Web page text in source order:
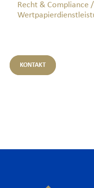
Recht & Compliance
KONTAKT